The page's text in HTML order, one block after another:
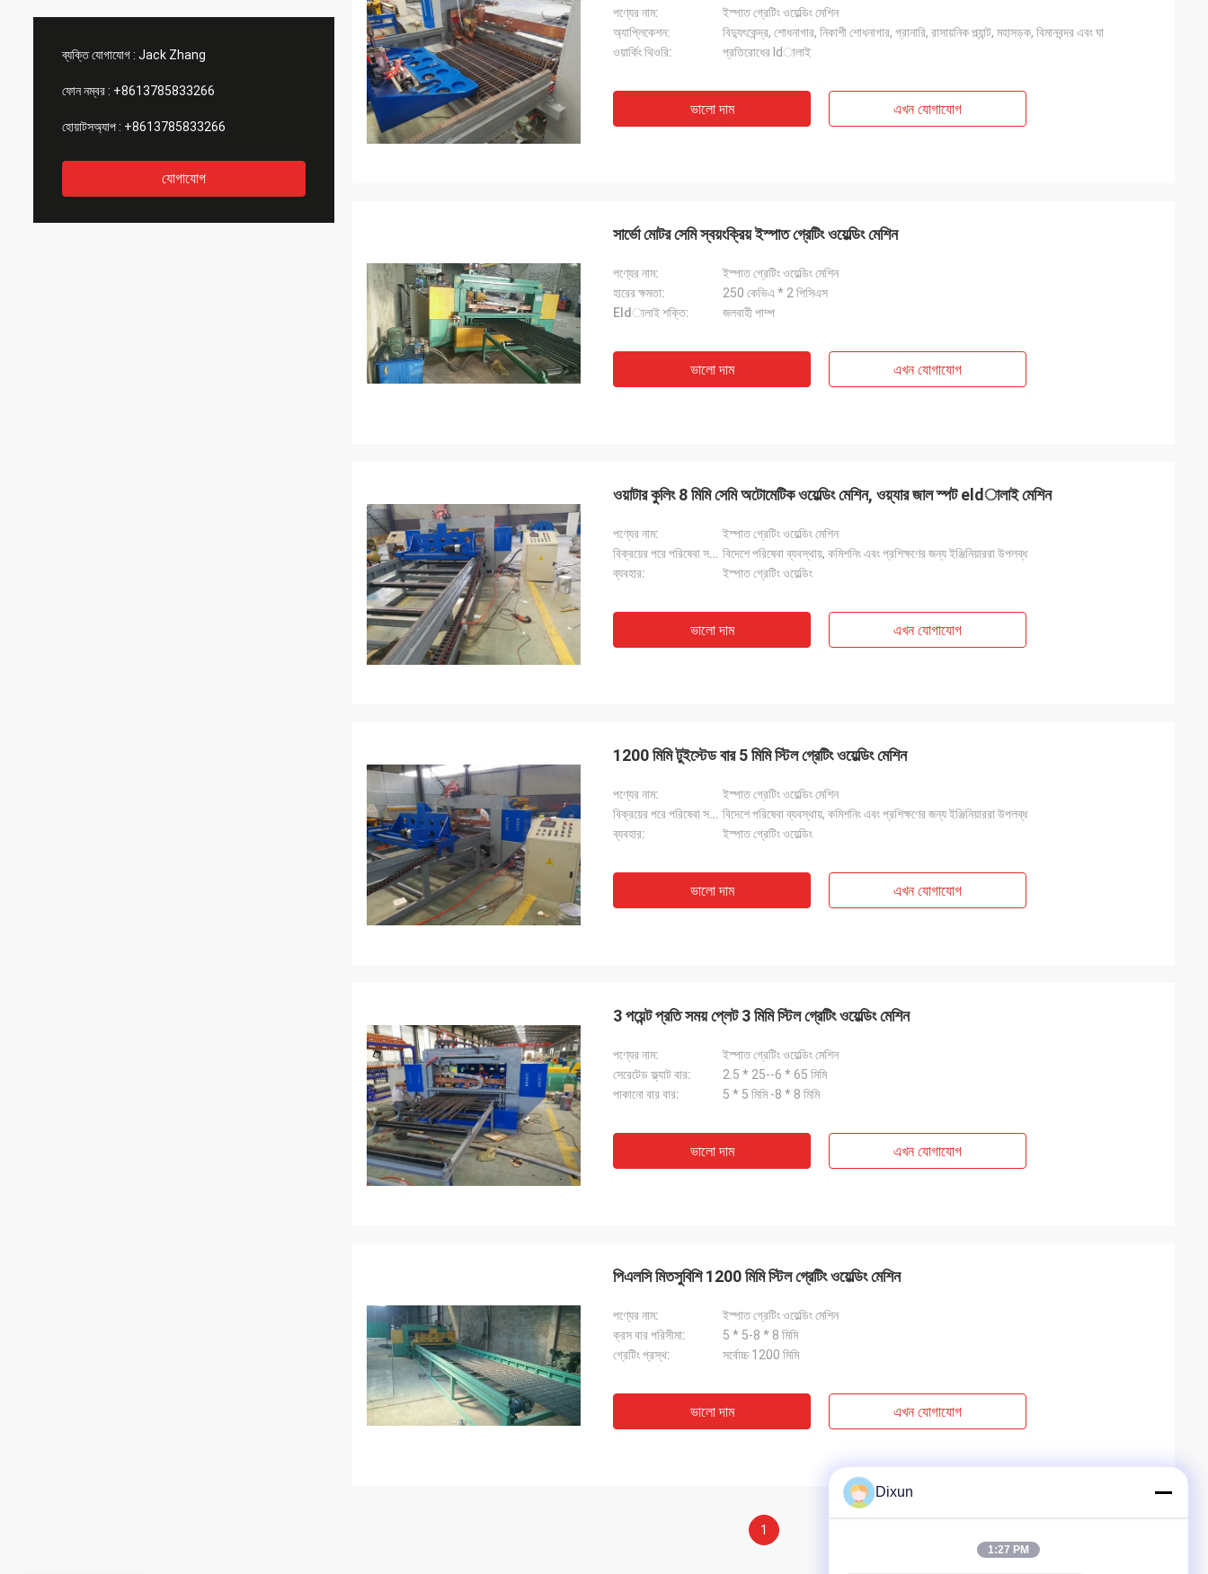
ব্যক্তি যোগাযোগ : Jack Zhang
ফোন নম্বর : +8613785833266
হোয়াটসঅ্যাপ : +8613785833266
যোগাযোগ
পণ্যের নাম:
ইস্পাত গ্রেটিং ওয়েল্ডিং মেশিন
অ্যাপ্লিকেশন:
বিদ্যুৎকেন্দ্র, শোধনাগার, নিকাশী শোধনাগার, গ্রানারি, রাসায়নিক প্ল্যান্ট, মহাসড়ক, বিমানবন্দর এবং ঘা
ওয়ার্কিং থিওরি:
প্রতিরোধের ldালাই
ভালো দাম এখন যোগাযোগ
সার্ভো মোটর সেমি স্বয়ংক্রিয় ইস্পাত গ্রেটিং ওয়েল্ডিং মেশিন
পণ্যের নাম:
ইস্পাত গ্রেটিং ওয়েল্ডিং মেশিন
হারের ক্ষমতা:
250 কেভিএ * 2 পিসিএস
Eldালাই শক্তি:
জলবাহী পাম্প
ভালো দাম এখন যোগাযোগ
ওয়াটার কুলিং 8 মিমি সেমি অটোমেটিক ওয়েল্ডিং মেশিন, ওয়্যার জাল স্পট eldালাই মেশিন
পণ্যের নাম:
ইস্পাত গ্রেটিং ওয়েল্ডিং মেশিন
বিক্রয়ের পরে পরিষেবা সরবরাহ করা হয়: বিদেশে পরিষেবা ব্যবস্থায়, কমিশনিং এবং প্রশিক্ষণের জন্য ইঞ্জিনিয়াররা উপলব্ধ
ব্যবহার:
ইস্পাত গ্রেটিং ওয়েল্ডিং
ভালো দাম এখন যোগাযোগ
1200 মিমি টুইস্টেড বার 5 মিমি স্টিল গ্রেটিং ওয়েল্ডিং মেশিন
পণ্যের নাম:
ইস্পাত গ্রেটিং ওয়েল্ডিং মেশিন
বিক্রয়ের পরে পরিষেবা সরবরাহ করা হয়: বিদেশে পরিষেবা ব্যবস্থায়, কমিশনিং এবং প্রশিক্ষণের জন্য ইঞ্জিনিয়াররা উপলব্ধ
ব্যবহার:
ইস্পাত গ্রেটিং ওয়েল্ডিং
ভালো দাম এখন যোগাযোগ
3 পয়েন্ট প্রতি সময় প্লেট 3 মিমি স্টিল গ্রেটিং ওয়েল্ডিং মেশিন
পণ্যের নাম:
ইস্পাত গ্রেটিং ওয়েল্ডিং মেশিন
সেরেটেড ফ্ল্যাট বার:
2.5 * 25--6 * 65 মিমি
পাকানো বার বার:
5 * 5 মিমি -8 * 8 মিমি
ভালো দাম এখন যোগাযোগ
পিএলসি মিতসুবিশি 1200 মিমি স্টিল গ্রেটিং ওয়েল্ডিং মেশিন
পণ্যের নাম:
ইস্পাত গ্রেটিং ওয়েল্ডিং মেশিন
ক্রস বার পরিসীমা:
5 * 5-8 * 8 মিমি
গ্রেটিং প্রস্থ:
সর্বোচ্চ 1200 মিমি
ভালো দাম এখন যোগাযোগ
1
Dixun
1:27 PM